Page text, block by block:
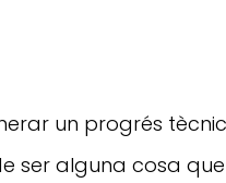
un progrés
ser alguna cosa